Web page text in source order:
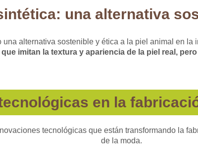
una alternativa
alternativa sostenible y ética a la piel animal en la
imitan la textura y apariencia de la piel real,
en la
tecnológicas que están transformando la
de la moda.